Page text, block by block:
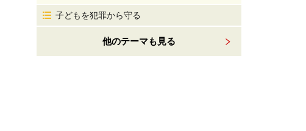
子どもを犯罪から守る
他のテーマも見る